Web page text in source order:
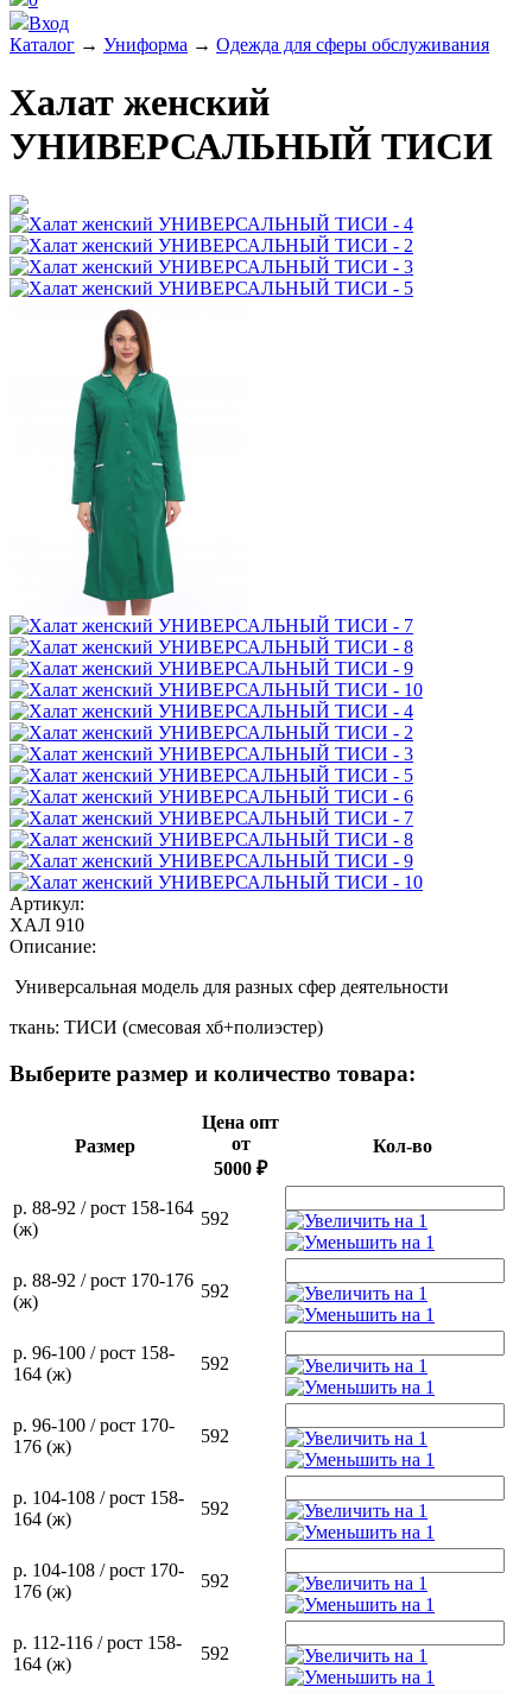
Вход
Каталог → Униформа → Одежда для сферы обслуживания
Халат женский
УНИВЕРСАЛЬНЫЙ ТИСИ
Артикул:
ХАЛ 910
Описание:
Универсальная модель для разных сфер деятельности
ткань: ТИСИ (смесовая хб+полиэстер)
Выберите размер и количество товара:
Размер
Цена опт
от
5000 ₽
Кол-во
р. 88-92 / рост 158-164
(ж)
592
р. 88-92 / рост 170-176
(ж)
592
р. 96-100 / рост 158-
164 (ж)
592
р. 96-100 / рост 170-
176 (ж)
592
р. 104-108 / рост 158-
164 (ж)
592
р. 104-108 / рост 170-
176 (ж)
592
р. 112-116 / рост 158-
164 (ж)
592